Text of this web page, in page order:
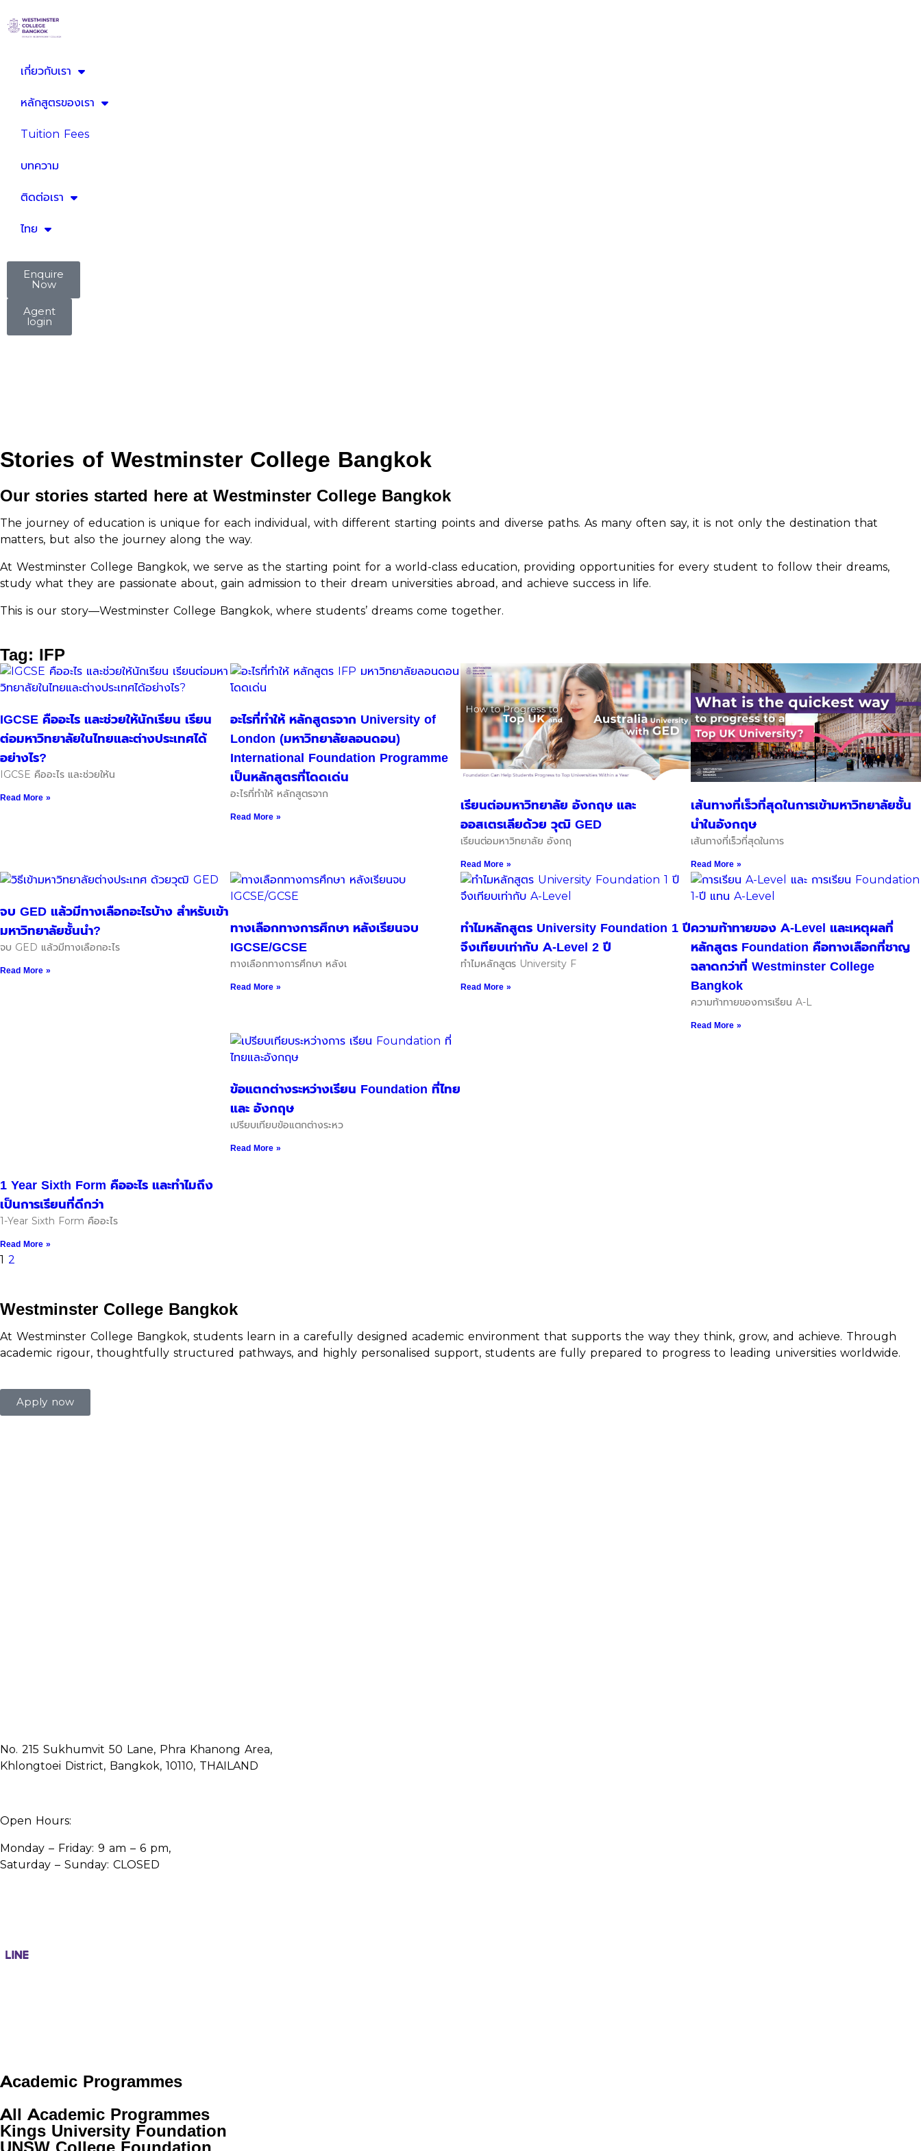
เกี่ยวกับเรา
หลักสูตรของเรา
Tuition Fees
บทความ
ติดต่อเรา
ไทย
Enquire
Now
Agent
login
Stories of Westminster College Bangkok
Our stories started here at Westminster College Bangkok
The journey of education is unique for each individual, with different starting points and diverse paths. As many often say, it is not only the destination that
matters, but also the journey along the way.
At Westminster College Bangkok, we serve as the starting point for a world-class education, providing opportunities for every student to follow their dreams,
study what they are passionate about, gain admission to their dream universities abroad, and achieve success in life.
This is our story—Westminster College Bangkok, where students’ dreams come together.
Tag: IFP
IGCSE คืออะไร และช่วยให้นักเรียน เรียน
ต่อมหาวิทยาลัยในไทยและต่างประเทศได้
อย่างไร?
IGCSE คืออะไร และช่วยให้น
Read More »
อะไรที่ทำให้ หลักสูตรจาก University of
London (มหาวิทยาลัยลอนดอน)
International Foundation Programme
เป็นหลักสูตรที่โดดเด่น
อะไรที่ทำให้ หลักสูตรจาก
Read More »
เรียนต่อมหาวิทยาลัย อังกฤษ และ
ออสเตรเลียด้วย วุฒิ GED
เรียนต่อมหาวิทยาลัย อังกฤ
Read More »
เส้นทางที่เร็วที่สุดในการเข้ามหาวิทยาลัยชั้น
นำในอังกฤษ
เส้นทางที่เร็วที่สุดในการ
Read More »
จบ GED แล้วมีทางเลือกอะไรบ้าง สำหรับเข้า
มหาวิทยาลัยชั้นนำ?
จบ GED แล้วมีทางเลือกอะไร
Read More »
ทางเลือกทางการศึกษา หลังเรียนจบ
IGCSE/GCSE
ทางเลือกทางการศึกษา หลังเ
Read More »
ทำไมหลักสูตร University Foundation 1 ปี
จึงเทียบเท่ากับ A-Level 2 ปี
ทำไมหลักสูตร University F
Read More »
ความท้าทายของ A-Level และเหตุผลที่
หลักสูตร Foundation คือทางเลือกที่ชาญ
ฉลาดกว่าที่ Westminster College
Bangkok
ความท้าทายของการเรียน A-L
Read More »
1 Year Sixth Form คืออะไร และทำไมถึง
เป็นการเรียนที่ดีกว่า
1-Year Sixth Form คืออะไร
Read More »
ข้อแตกต่างระหว่างเรียน Foundation ที่ไทย
และ อังกฤษ
เปรียบเทียบข้อแตกต่างระหว
Read More »
1 2
Westminster College Bangkok
At Westminster College Bangkok, students learn in a carefully designed academic environment that supports the way they think, grow, and achieve. Through
academic rigour, thoughtfully structured pathways, and highly personalised support, students are fully prepared to progress to leading universities worldwide.
Apply now
No. 215 Sukhumvit 50 Lane, Phra Khanong Area,
Khlongtoei District, Bangkok, 10110, THAILAND
Open Hours:
Monday – Friday: 9 am – 6 pm,
Saturday – Sunday: CLOSED
Academic Programmes
All Academic Programmes
Kings University Foundation